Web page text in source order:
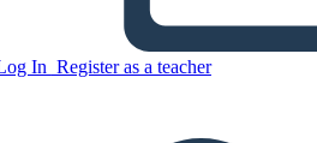
In Register as a teacher
DEL 68